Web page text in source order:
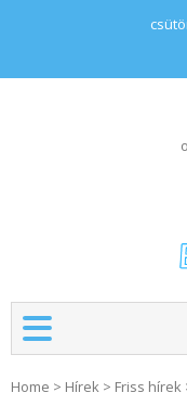
Home > Hírek > Friss hírek